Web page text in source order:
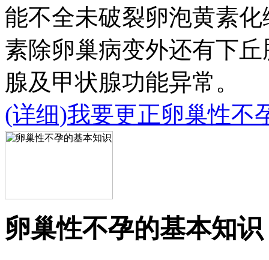
能不全未破裂卵泡黄素
素除卵巢病变外还有下
腺及甲状腺功能异常。
(详细)我要更正卵巢性不
卵巢性不孕的基本知识